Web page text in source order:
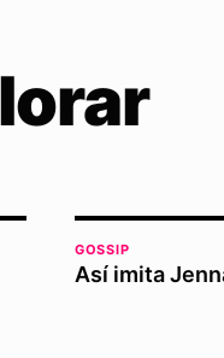
GOSSIP
Así imita